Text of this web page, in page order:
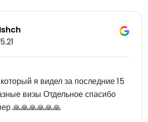
я видел за последние 15
визы Отдельное спасибо
🙏🙏🙏🙏🙏🙏